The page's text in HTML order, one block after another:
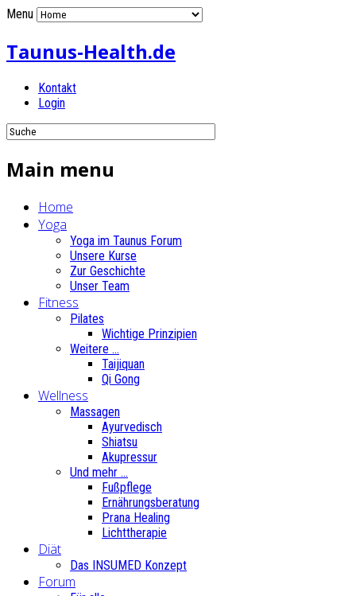
Menu
Taunus-Health.de
Kontakt
Login
Main menu
Home
Yoga
Yoga im Taunus Forum
Unsere Kurse
Zur Geschichte
Unser Team
Fitness
Pilates
Wichtige Prinzipien
Weitere ...
Taijiquan
Qi Gong
Wellness
Massagen
Ayurvedisch
Shiatsu
Akupressur
Und mehr ...
Fußpflege
Ernährungsberatung
Prana Healing
Lichttherapie
Diät
Das INSUMED Konzept
Forum